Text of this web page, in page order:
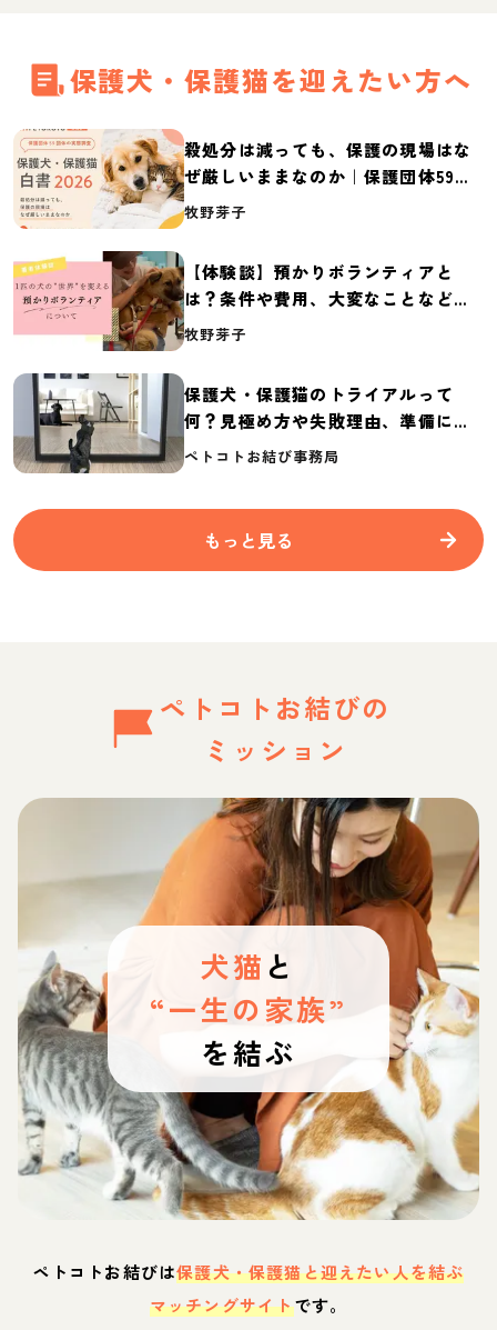
保護犬・保護猫を迎えたい方へ
殺処分は減っても、保護の現場はな
ぜ厳しいままなのか｜保護団体59団
体の実態調査【保護犬・保護猫白書
牧野芽子
【体験談】預かりボランティアと
は？条件や費用、大変なことなど紹
介
牧野芽子
保護犬・保護猫のトライアルって
何？見極め方や失敗理由、準備に必
要なものを紹介
ペトコトお結び事務局
もっと見る
ペトコトお結びの
ミッション
犬猫 と
“一生の家族”
を結ぶ
ペトコトお結びは保護犬・保護猫と迎えたい人を結ぶ
マッチングサイトです。